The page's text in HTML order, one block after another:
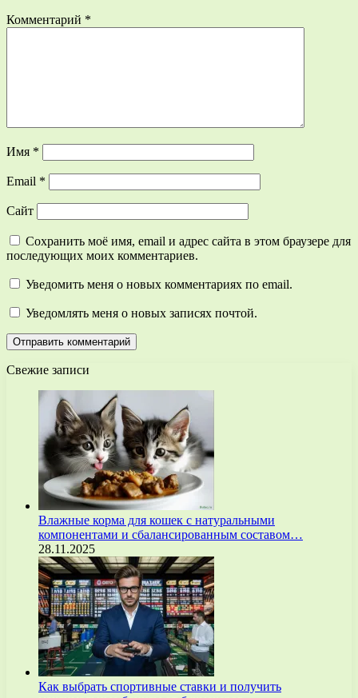
Комментарий *
Имя *
Email *
Сайт
Сохранить моё имя, email и адрес сайта в этом браузере для
последующих моих комментариев.
Уведомить меня о новых комментариях по email.
Уведомлять меня о новых записях почтой.
Свежие записи
Влажные корма для кошек с натуральными
компонентами и сбалансированным составом…
28.11.2025
Как выбрать спортивные ставки и получить